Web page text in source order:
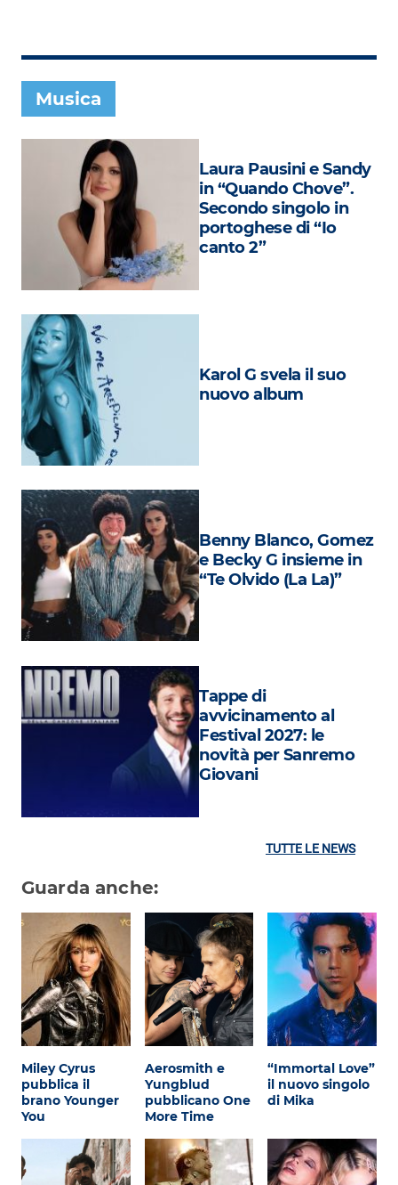
Foto
Speciali
Oroscopo
Radio Subasio Music Club
Sanremo 2026
News
Musica
Cultura
Attualità
Costume
Extra
Eventi
Musica
Laura Pausini e Sandy
in “Quando Chove”.
Secondo singolo in
portoghese di “Io
canto 2”
Karol G svela il suo
nuovo album
Benny Blanco, Gomez
e Becky G insieme in
“Te Olvido (La La)”
Tappe di
avvicinamento al
Festival 2027: le
novità per Sanremo
Giovani
TUTTE LE NEWS
Guarda anche:
Miley Cyrus
pubblica il
brano Younger
You
Aerosmith e
Yungblud
pubblicano One
More Time
“Immortal Love”
il nuovo singolo
di Mika